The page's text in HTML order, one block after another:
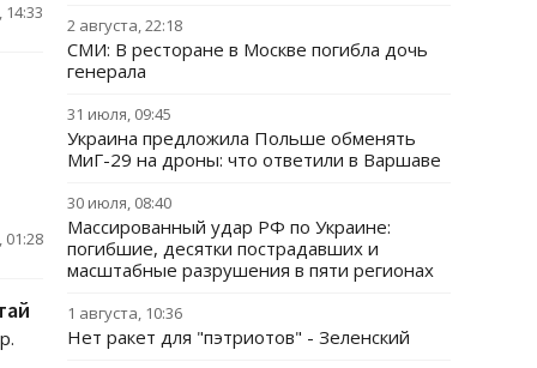
01:28
2 августа, 22:18
СМИ: В ресторане в Москве погибла дочь
генерала
31 июля, 09:45
Украина предложила Польше обменять
МиГ-29 на дроны: что ответили в Варшаве
30 июля, 08:40
Массированный удар РФ по Украине:
погибшие, десятки пострадавших и
масштабные разрушения в пяти регионах
1 августа, 10:36
Нет ракет для "пэтриотов" - Зеленский